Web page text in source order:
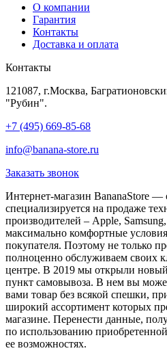
О компании
Гарантия
Контакты
Доставка и оплата
Контакты
121087, г.Москва,
"Рубин".
+7 (495) 669-85-68
info@banana-store.ru
Заказать звонок
Интернет-магазин BananaStore —
специализируется на продаже
производителей – Apple,
максимально комфортные
покупателя. Поэтому не только
полноценно обслуживаем своих
центре. В 2019 мы открыли
пункт самовывоза. В нем вы
вами товар без всякой спешки,
широкий ассортимент которых
магазине. Перенести данные,
по использованию
ее возможностях.